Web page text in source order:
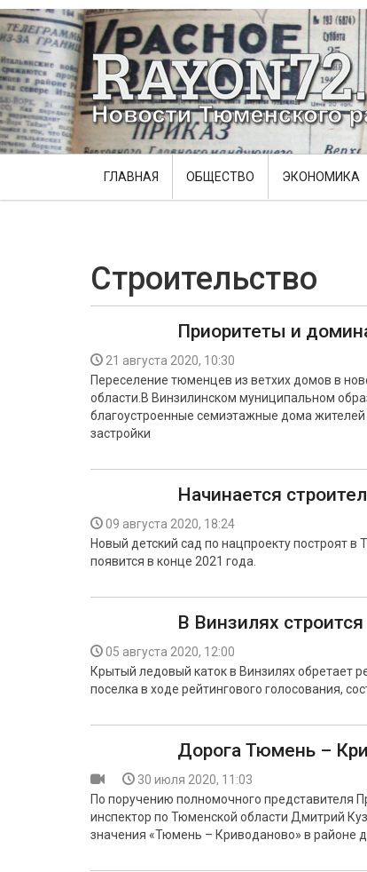
ГЛАВНАЯ ОБЩЕСТВО ЭКОНОМИКА
Строительство
Приоритеты и
21 августа 2020, 10:30
Переселение тюменцев из ветхих домов в
области.В Винзилинском муниципальном
благоустроенные семиэтажные дома
застройки
Начинается
09 августа 2020, 18:24
Новый детский сад по нацпроекту построят
появится в конце 2021 года.
В Винзилях
05 августа 2020, 12:00
Крытый ледовый каток в Винзилях обретает
поселка в ходе рейтингового голосования,
Дорога Тюмень –
30 июля 2020, 11:03
По поручению полномочного
инспектор по Тюменской области Дмитрий
значения «Тюмень – Криводаново» в районе